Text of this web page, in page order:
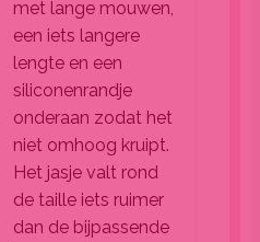
met lange mouwen,
een iets langere
lengte en een
siliconenrandje
onderaan zodat het
niet omhoog kruipt.
Het jasje valt rond
de taille iets ruimer
dan de bijpassende